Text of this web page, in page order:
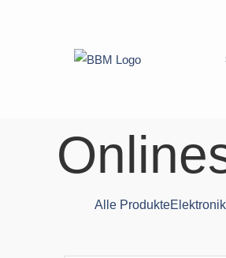
Alle ProdukteElektronik